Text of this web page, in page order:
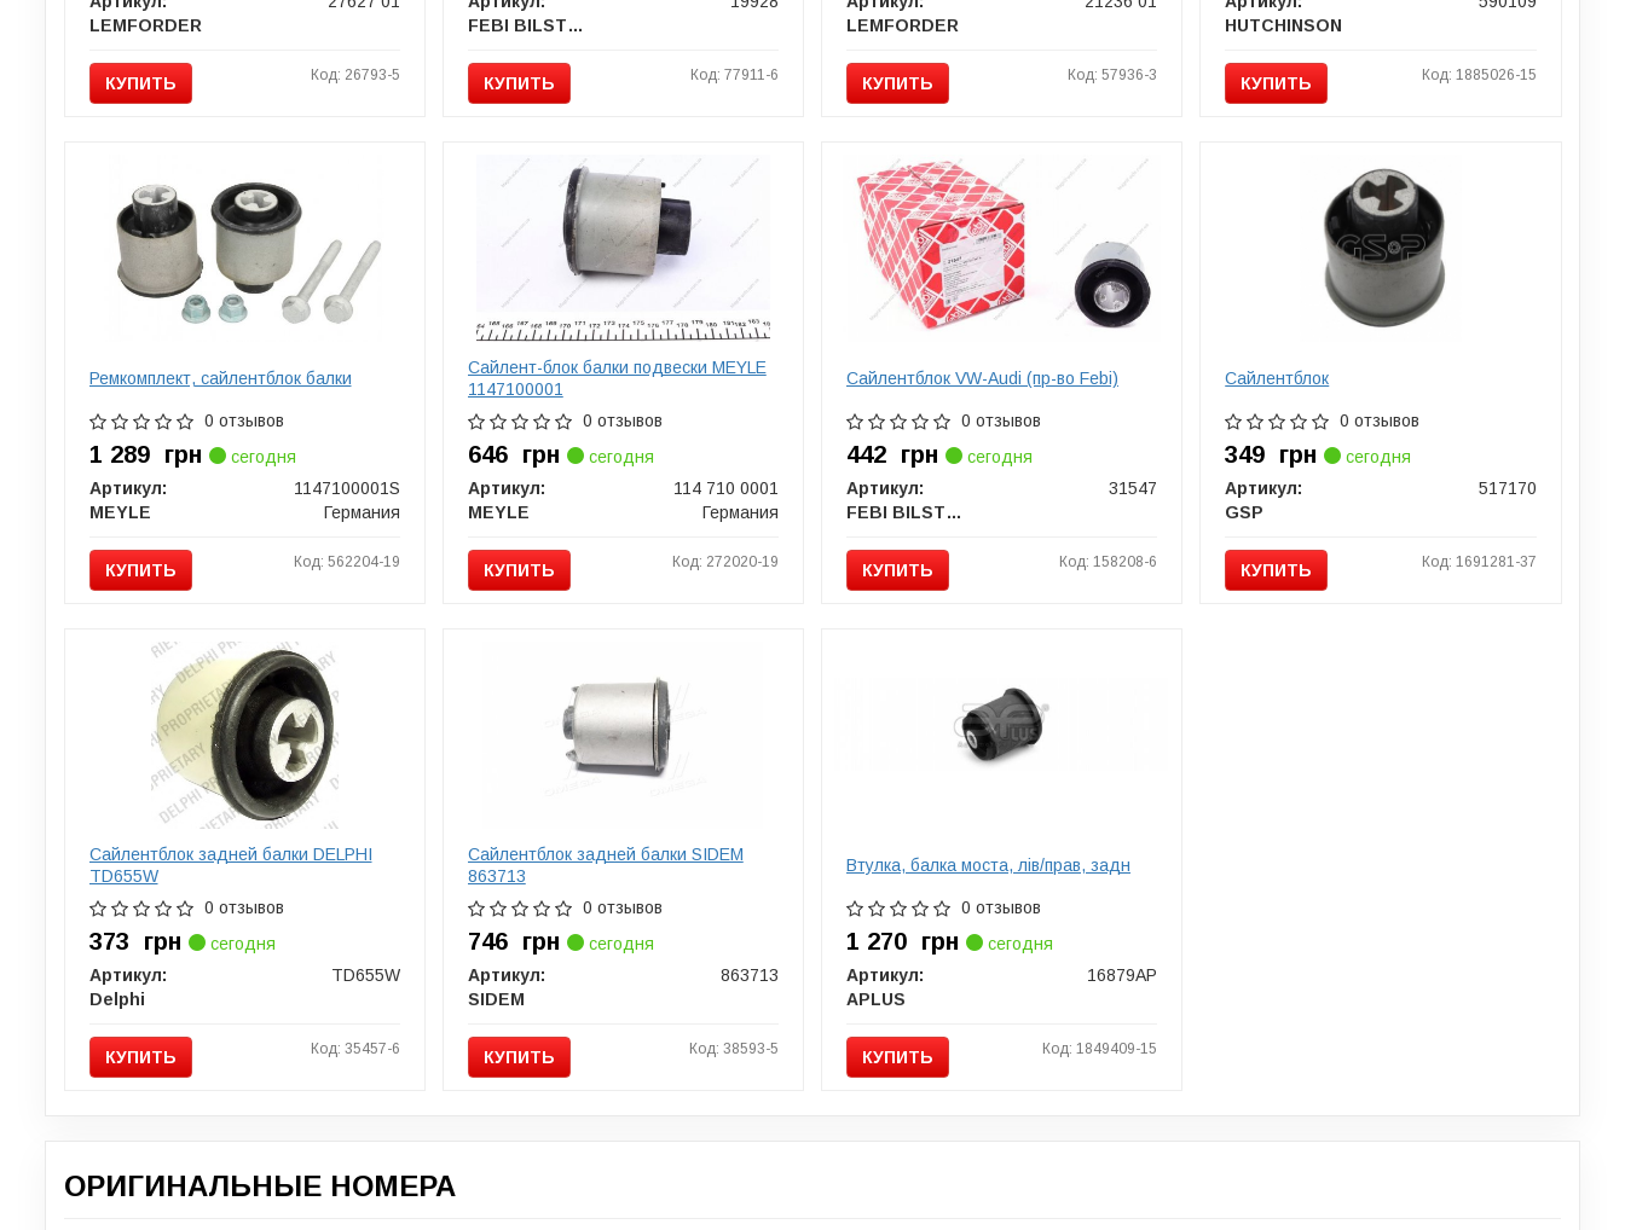
LEMFORDER
КУПИТЬ Код: 26793-5
FEBI BILSTEIN
КУПИТЬ Код: 77911-6
LEMFORDER
КУПИТЬ Код: 57936-3
HUTCHINSON
КУПИТЬ Код: 1885026-15
Ремкомплект, сайлентблок балки
0 отзывов
1 289 грн
сегодня
Артикул:
1147100001S
MEYLE
Германия
КУПИТЬ Код: 562204-19
Сайлент-блок балки подвески MEYLE
1147100001
0 отзывов
646 грн
сегодня
Артикул:
114 710 0001
MEYLE
Германия
КУПИТЬ Код: 272020-19
Сайлентблок VW-Audi (пр-во Febi)
0 отзывов
442 грн
сегодня
Артикул:
31547
FEBI BILSTEIN
КУПИТЬ Код: 158208-6
Сайлентблок
0 отзывов
349 грн
сегодня
Артикул:
517170
GSP
КУПИТЬ Код: 1691281-37
Сайлентблок задней балки DELPHI
TD655W
0 отзывов
373 грн
сегодня
Артикул:
TD655W
Delphi
КУПИТЬ Код: 35457-6
Сайлентблок задней балки SIDEM
863713
0 отзывов
746 грн
сегодня
Артикул:
863713
SIDEM
КУПИТЬ Код: 38593-5
Втулка, балка моста, лiв/прав, задн
0 отзывов
1 270 грн
сегодня
Артикул:
16879AP
APLUS
КУПИТЬ Код: 1849409-15
ОРИГИНАЛЬНЫЕ НОМЕРА